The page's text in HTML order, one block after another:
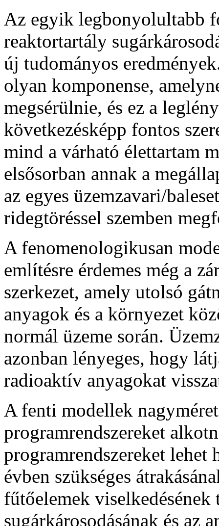
Az egyik legbonyolultabb
reaktortartály
új tudományos
olyan komponense,
megsérülnie, és ez a
következésképp fontos
mind a várható élettartam
elsősorban annak a
az egyes üzemzavari/
ridegtöréssel szemben
A fenomenologikusan
említésre érdemes még a
szerkezet, amely utolsó
anyagok és a környezet
normál üzeme során.
azonban lényeges, hogy
radioaktív anyagokat
A fenti modellek
programrendszereket
programrendszereket lehet
évben szükséges
fűtőelemek viselkedésének
sugárkárosodásának és az